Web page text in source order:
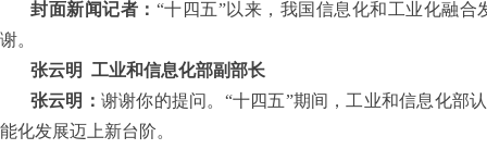
封面新闻记者： “十四五”以来，我国信息化和工业化融
谢。
张云明 工业和信息化部副部长
张云明： 谢谢你的提问。“十四五”期间，工业和信息化部
能化发展迈上新台阶。